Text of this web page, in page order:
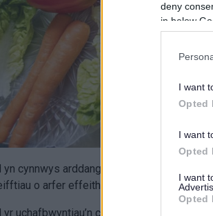
deny
in below
I want
Opted
I want
Opted
I want
Opted
yn cynnwys arddangosiad ymarferol,
o arfer effeithiol a phrosiectau
yr uchafbwyntiau’n cynnwys sgyrsiau am